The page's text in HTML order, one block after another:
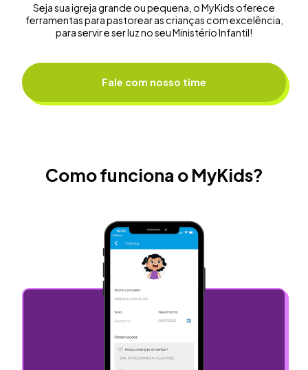
Seja sua igreja grande ou pequena, o MyKids oferece
ferramentas para pastorear as crianças com excelência,
para servir e ser luz no seu Ministério Infantil!
Fale com nosso time
Como funciona o MyKids?